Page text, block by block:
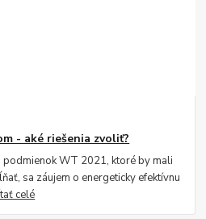
- aké riešenia zvoliť?
podmienok WT 2021, ktoré by mali
sa záujem o energeticky efektívnu
celé